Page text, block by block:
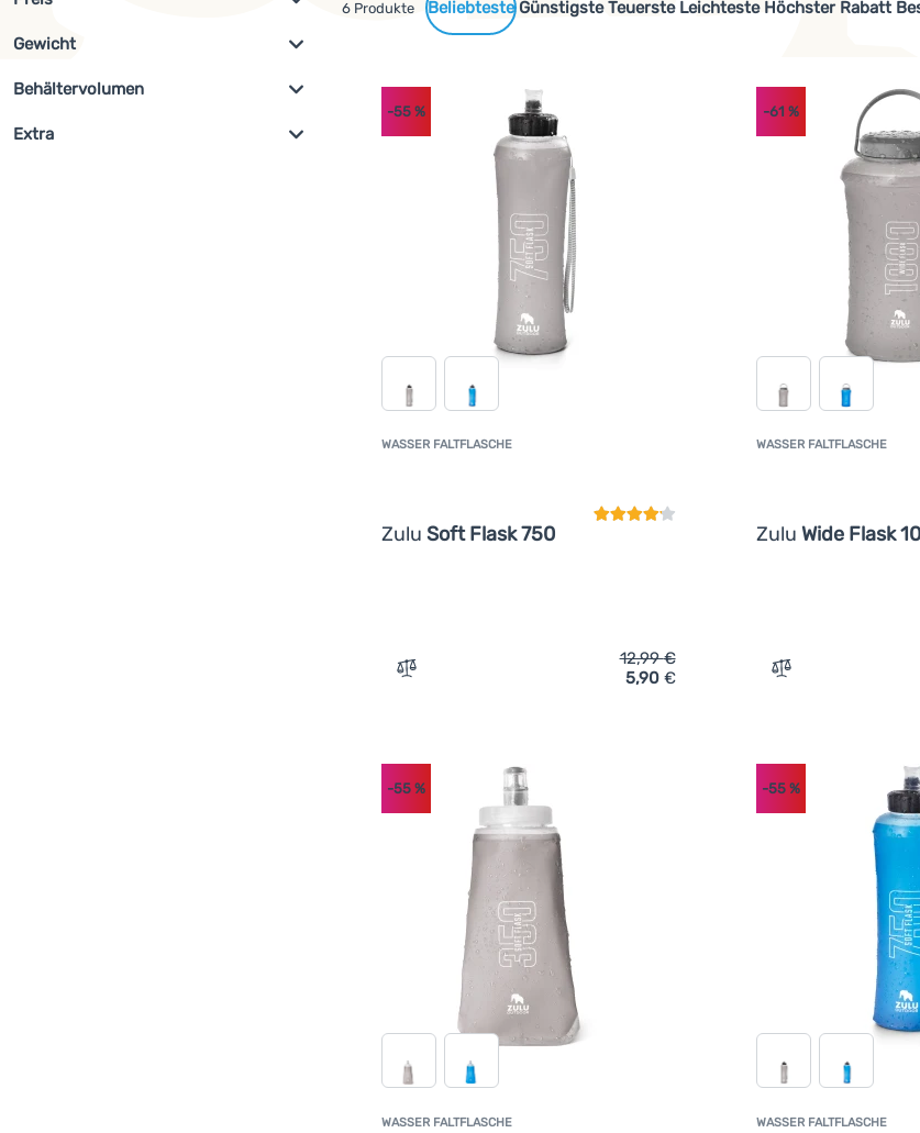
Günstigste Teuerste Leichteste Höchster Rabatt
Gefundene Produkte
6 Produkte
Filterung anzeigen
Gewicht
Behältervolumen
Extra
WASSER FALTFLASCHE
Zulu Soft Flask 750
-55%
Zum Vergleich 'Wasser Faltflasche Zulu Soft Flask 750' hinzufügen
12,99€
5,90 €
WASSER FALTFLASCHE
Zulu Wide Flask
-61 %
Zum Vergleich
WASSER FALTFLASCHE
-55%
WASSER FALTFLASCHE
-55%